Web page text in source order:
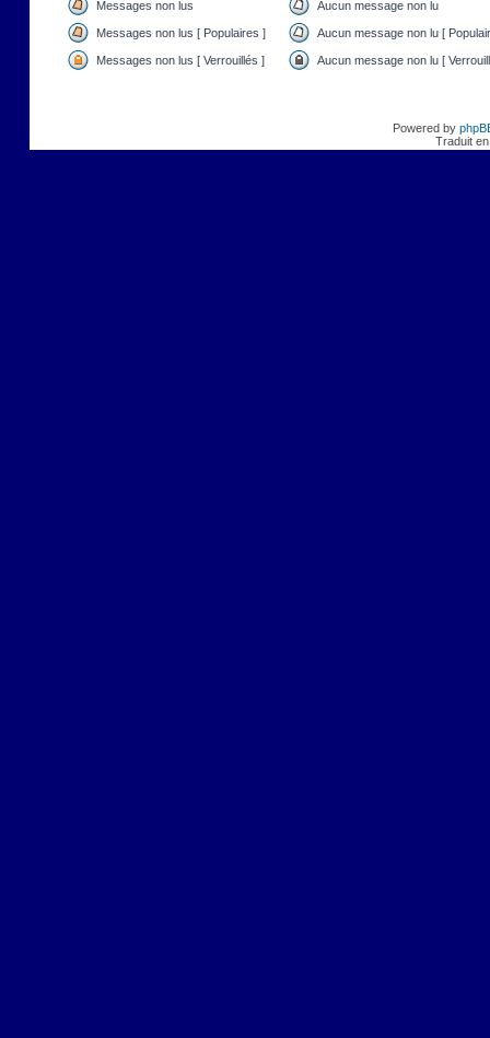
Messages non lus Aucun message non lu
Messages non lus [ Populaires ] Aucun message non lu [
Messages non lus [ Verrouillés ] Aucun message non lu [
Powered by
Traduit